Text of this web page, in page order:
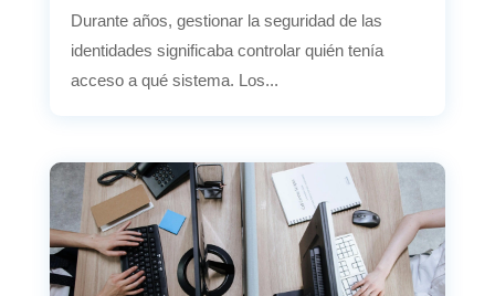
Durante años, gestionar la seguridad de las
identidades significaba controlar quién tenía
acceso a qué sistema. Los...